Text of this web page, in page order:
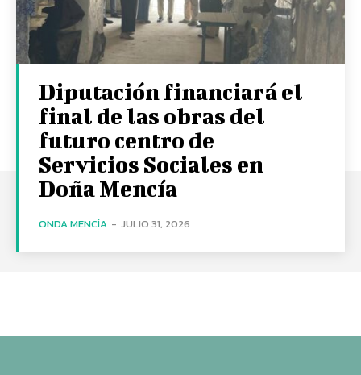
Diputación financiará el
final de las obras del
futuro centro de
Servicios Sociales en
Doña Mencía
ONDA MENCÍA - JULIO 31, 2026